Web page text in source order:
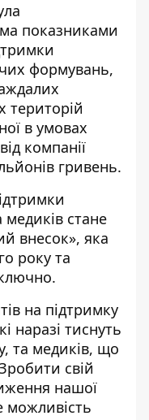
показниками
формувань,
територій
в умовах
компанії
гривень.
медиків стане
внесок», яка
року та
на підтримку
наразі тиснуть
та медиків, що
свій
нашої
можливість